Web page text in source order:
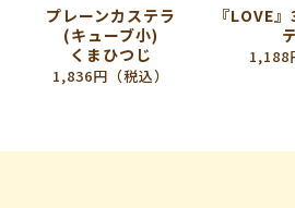
プレーンカステラ
(キューブ小)
くまひつじ
1,836円（税込）
『LOVE
1,188